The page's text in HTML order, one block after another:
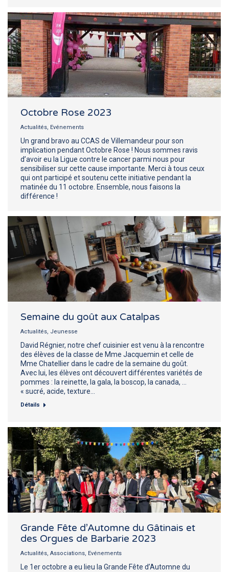
Octobre Rose 2023
Actualités, Evénements
Un grand bravo au CCAS de Villemandeur pour son
implication pendant Octobre Rose ! Nous sommes ravis
d’avoir eu la Ligue contre le cancer parmi nous pour
sensibiliser sur cette cause importante. Merci à tous ceux
qui ont participé et soutenu cette initiative pendant la
matinée du 11 octobre. Ensemble, nous faisons la
différence !
Semaine du goût aux Catalpas
Actualités, Jeunesse
David Régnier, notre chef cuisinier est venu à la rencontre
des élèves de la classe de Mme Jacquemin et celle de
Mme Chatellier dans le cadre de la semaine du goût.
Avec lui, les élèves ont découvert différentes variétés de
pommes : la reinette, la gala, la boscop, la canada, …
« sucré, acide, texture…
Détails
Grande Fête d’Automne du Gâtinais et
des Orgues de Barbarie 2023
Actualités, Associations, Evénements
Le 1er octobre a eu lieu la Grande Fête d’Automne du